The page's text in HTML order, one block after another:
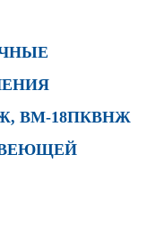
ВМ-18ПКВНЖ